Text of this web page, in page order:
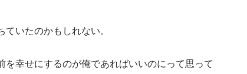
いたのかもしれない。
を幸せにするのが俺であればいいのにって思って